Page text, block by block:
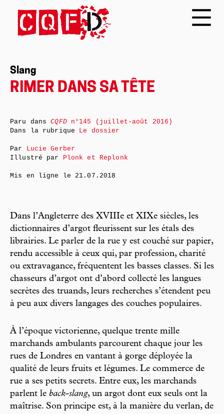
Slang
RIMER DANS SA TÊTE
Dans l’Angleterre des XVIIIe et XIXe siècles, les
dictionnaires d’argot fleurissent sur les étals des
librairies. Le parler de la rue y est couché sur papier,
rendu accessible à ceux qui, par profession, charité
ou extravagance, fréquentent les basses classes. Si les
chasseurs d’argot ont d’abord collecté les langues
secrètes des truands, leurs recherches s’étendent peu
à peu aux divers langages des couches populaires.
À l’époque victorienne, quelque trente mille
marchands ambulants parcourent chaque jour les
rues de Londres en vantant à gorge déployée la
qualité de leurs fruits et légumes. Le commerce de
rue a ses petits secrets. Entre eux, les marchands
parlent le back-slang, un argot dont eux seuls ont la
maîtrise. Son principe est, à la manière du verlan, de
Paru dansCQFDn°145 (juillet-août 2016)
Dans la rubrique Le dossier
Par Lucie Gerber
Illustré par Plonk et Replonk
Mis en ligne le 21.07.2018